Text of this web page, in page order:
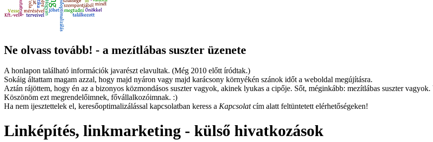
Ne olvass tovább! - a mezítlábas suszter üzenete
A honlapon található információk javarészt elavultak. (Még 2010 előtt íródtak.)
Sokáig áltattam magam azzal, hogy majd nyáron vagy majd karácsony környékén szánok időt a weboldal megújításra.
Aztán rájöttem, hogy én az a bizonyos közmondásos suszter vagyok, akinek lyukas a cipője. Sőt, méginkább: mezítlábas suszter
Köszönöm ezt megrendelőimnek, fővállalkozóimnak. :)
Ha nem ijesztettelek el, keresőoptimalizálással kapcsolatban keress a Kapcsolatcím alatt feltüntetett elérhetőségeken!
Linképítés, linkmarketing - külső hivatkozások